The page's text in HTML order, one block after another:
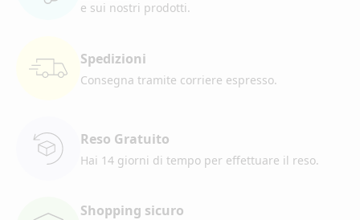
e sui nostri prodotti.
Spedizioni
Consegna tramite corriere espresso.
Reso Gratuito
Hai 14 giorni di tempo per effettuare il reso.
Shopping sicuro